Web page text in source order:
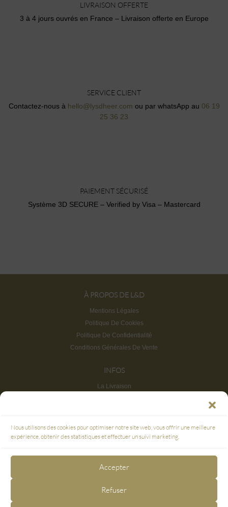
Nous utilisons des cookies pour optimiser notre site web, vous offrir une meilleure
expérience, obtenir des statistiques et effectuer un suivi marketing.
Accepter
Refuser
LIVRAISON OFFERTE
3 à 4 jours ouvrés en France – Livraison offerte en Europe
SERVICE CLIENT
Contactez-nous à hello@lysdheer.com ou par whatsApp au 06 19
25 36 23
PAIEMENT SÉCURISÉ
Système 3D SECURE – Verified by Visa – Mastercard
À PROPOS DE L&D
Mentions Légales
Politique De Cookies
Politique De Confidentialité
Conditions Générales De Vente
INFOS
La Livraison
Plan du site
PAIEMENT SÉCURISÉ